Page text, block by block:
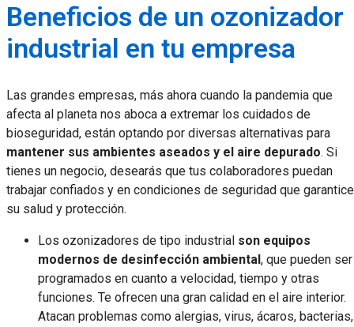
Beneficios de un ozonizador
industrial en tu empresa
Las grandes empresas, más ahora cuando la pandemia que
afecta al planeta nos aboca a extremar los cuidados de
bioseguridad, están optando por diversas alternativas para
mantener sus ambientes aseados y el aire depurado. Si
tienes un negocio, desearás que tus colaboradores puedan
trabajar confiados y en condiciones de seguridad que
su salud y protección.
Los ozonizadores de tipo industrial son equipos
modernos de desinfección ambiental , que pueden ser
programados en cuanto a velocidad, tiempo y otras
funciones. Te ofrecen una gran calidad en el aire interior.
Atacan problemas como alergias, virus, ácaros, bacterias,